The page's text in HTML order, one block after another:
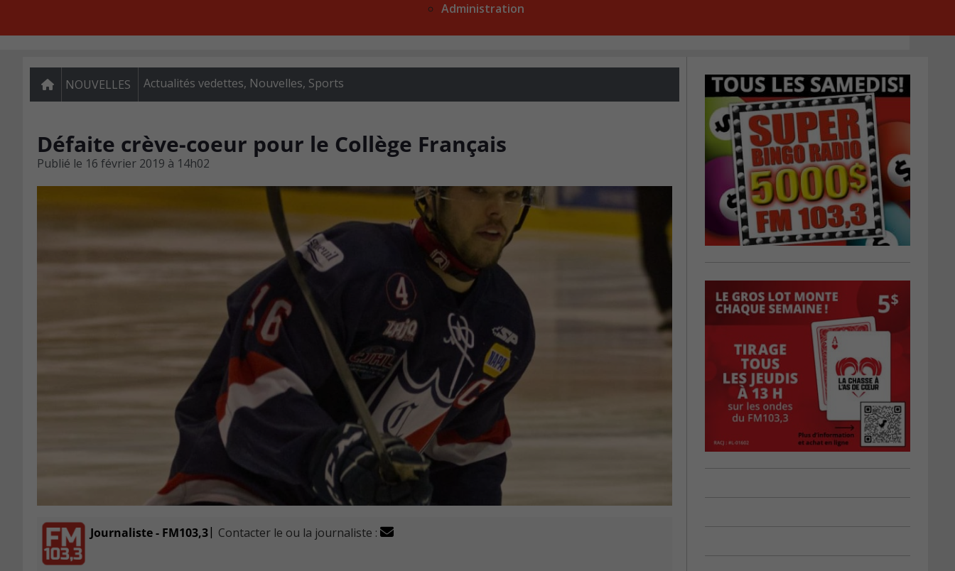
Administration
NOUVELLES Actualités vedettes, Nouvelles, Sports
Défaite crève-coeur pour le Collège Français
Publié le 16 février 2019 à 14h02
Journaliste - FM103,3| Contacter le ou la journaliste :